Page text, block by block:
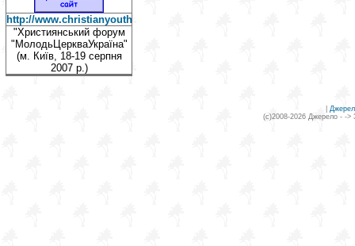
http://www.christianyouthforum.org.ua/
"Християнський форум
"МолодьЦеркваУкраїна"
(м. Київ, 18-19 серпня
2007 р.)
(c)2008-2026 Джерело - ->